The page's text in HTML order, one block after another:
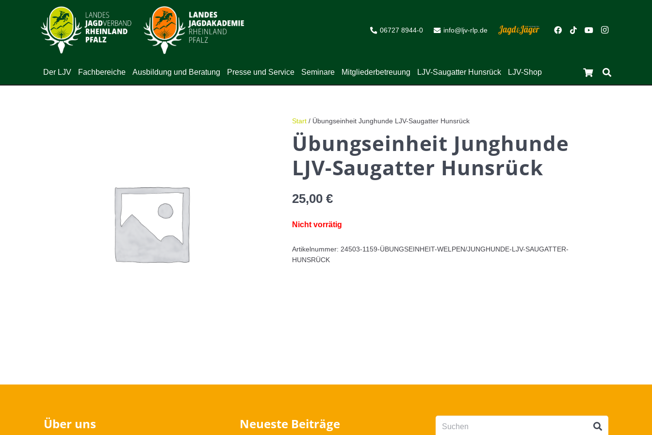
06727 8944-0 info@ljv-rlp.de
Der LJV Fachbereiche Ausbildung und Beratung Presse und Service Seminare Mitgliederbetreuung LJV-Saugatter Hunsrück LJV-Shop
Start / Übungseinheit Junghunde LJV-Saugatter Hunsrück
Übungseinheit Junghunde
LJV-Saugatter Hunsrück
25,00€
Nicht vorrätig
Artikelnummer: 24503-1159-ÜBUNGSEINHEIT-WELPEN/JUNGHUNDE-LJV-SAUGATTER-
HUNSRÜCK
Über uns Neueste Beiträge